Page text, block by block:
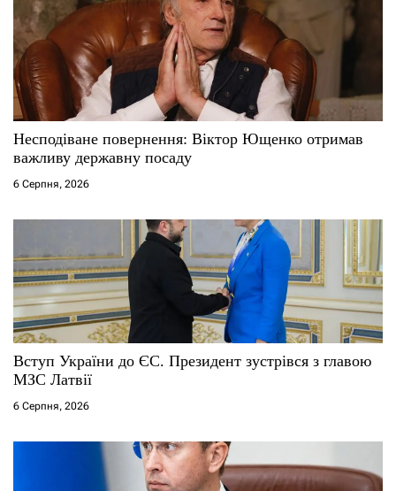
Несподіване повернення: Віктор Ющенко отримав
важливу державну посаду
6 Серпня, 2026
Вступ України до ЄС. Президент зустрівся з главою
МЗС Латвії
6 Серпня, 2026